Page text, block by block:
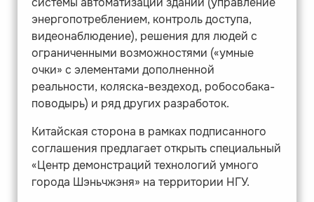
энергопотреблением, контроль доступа,
видеонаблюдение), решения для людей с
ограниченными возможностями («умные
очки» с элементами дополненной
реальности, коляска-вездеход, робособака-
поводырь) и ряд других разработок.
Китайская сторона в рамках подписанного
соглашения предлагает открыть специальный
«Центр демонстраций технологий умного
города Шэньчжэня» на территории НГУ.